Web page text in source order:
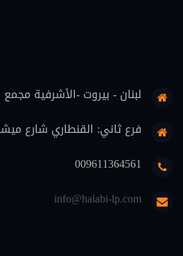
تنفيذ (6)
منهجية قانونية (4)
اثبات (4)
لبنان - بيروت -الأشرفية
فرع ثاني: القنطاري شارع
009611364561
info@halabi-lp.com